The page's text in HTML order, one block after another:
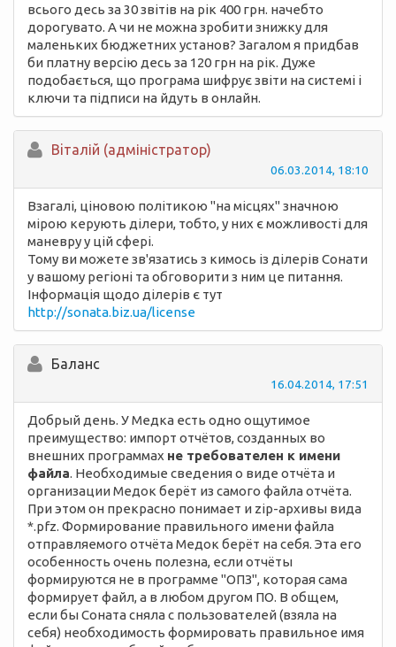
всього десь за 30 звітів на рік 400 грн. начебто
дорогувато. А чи не можна зробити знижку для
маленьких бюджетних установ? Загалом я придбав
би платну версію десь за 120 грн на рік. Дуже
подобається, що програма шифрує звіти на системі і
ключи та підписи на йдуть в онлайн.
Вiталій (адміністратор)
06.03.2014, 18:10
Взагалі, ціновою політикою "на місцях" значною
мірою керують ділери, тобто, у них є можливості для
маневру у цій сфері.
Тому ви можете зв'язатись з кимось із ділерів Сонати
у вашому регіоні та обговорити з ним це питання.
Інформація щодо ділерів є тут
http://sonata.biz.ua/license
Баланс
16.04.2014, 17:51
Добрый день. У Медка есть одно ощутимое
преимущество: импорт отчётов, созданных во
внешних программах не требователен к имени
файла. Необходимые сведения о виде отчёта и
организации Медок берёт из самого файла отчёта.
При этом он прекрасно понимает и zip-архивы вида
*.pfz. Формирование правильного имени файла
отправляемого отчёта Медок берёт на себя. Эта его
особенность очень полезна, если отчёты
формируются не в программе "ОПЗ", которая сама
формирует файл, а в любом другом ПО. В общем,
если бы Соната сняла с пользователей (взяла на
себя) необходимость формировать правильное имя